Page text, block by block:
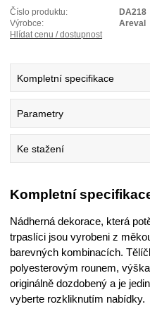
Číslo produktu:
DA218
Výrobce:
Areval
Hlídat cenu / dostupnost
Kompletní specifikace
Parametry
Ke stažení
Kompletní
Nádherná dekorace, která
trpaslíci jsou vyrobeni z
barevných kombinacích.
polyesterovým rounem,
originálně dozdobený a je
vyberte rozkliknutím nabídky.